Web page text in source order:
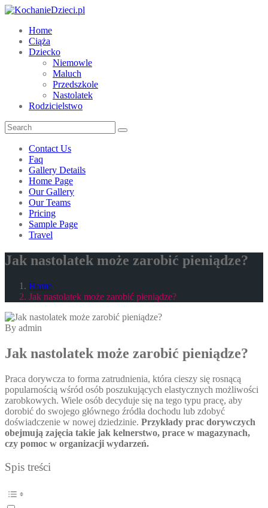
Home
Ciąża
Dziecko
Niemowle
Maluch
Przedszkole
Nastolatek
Rodzicielstwo
Contact Us
Faq
Gallery Details
Home Page
Our Gallery
Our Teams
Pricing
Sample Page
Travel
Jak nastolatek może zarobić pieniądze?
Home
Jak nastolatek może zarobić pieniądze?
By admin
Jak nastolatek może zarobić pieniądze?
Praca dorywcza to forma zatrudnienia, która cieszy się rosnącą
popularnością wśród osób poszukujących elastycznych możliwości
zarobkowych. Wiele osób decyduje się na tego typu pracę, aby
dorobić do swojego głównego źródła dochodu lub zdobyć
doświadczenie w nowej dziedzinie. Przykłady prac dorywczych
obejmują zajęcia takie jak kelnerstwo, prace w magazynach,
czy pomoc w organizacji wydarzeń.
Spis treści